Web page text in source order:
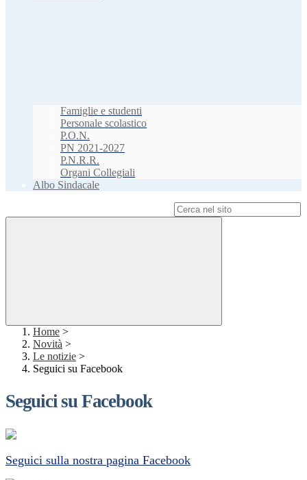
Famiglie e studenti
Personale scolastico
P.O.N.
PN 2021-2027
P.N.R.R.
Organi Collegiali
Albo Sindacale
Home >
Novità >
Le notizie >
Seguici su Facebook
Seguici su Facebook
Seguici sulla nostra pagina Facebook